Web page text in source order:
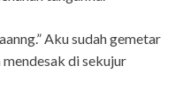
Aku sudah gemetar
di sekujur